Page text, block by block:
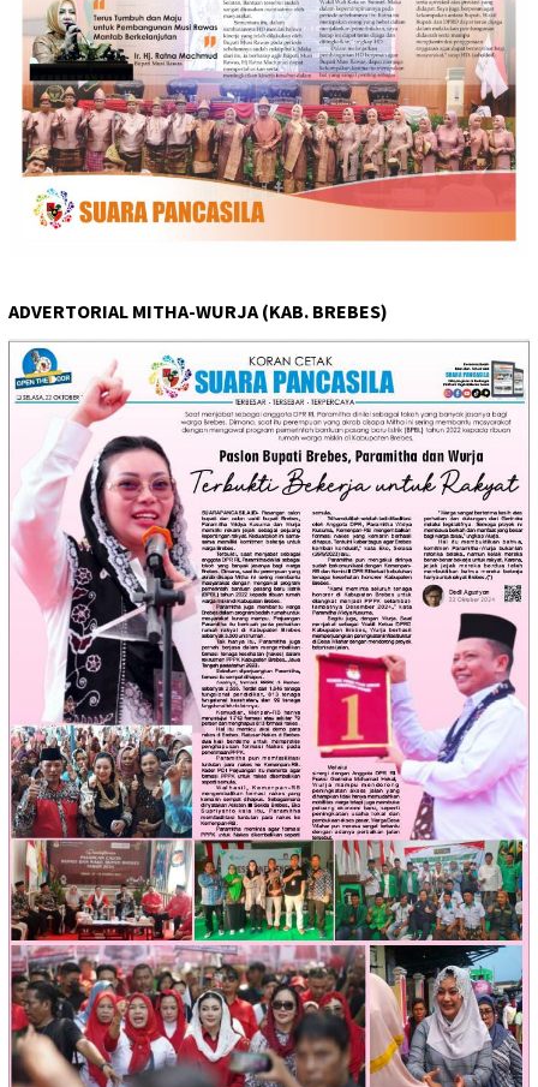
ADVERTORIAL MITHA-WURJA (KAB. BREBES)